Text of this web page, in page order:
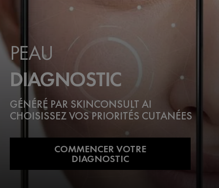
PEAU
DIAGNOSTIC
GÉNÉRÉ PAR SKINCONSULT AI
CHOISISSEZ VOS PRIORITÉS CUTANÉES
COMMENCER VOTRE
DIAGNOSTIC